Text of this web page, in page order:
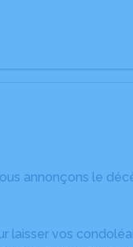
annonçons le
laisser vos